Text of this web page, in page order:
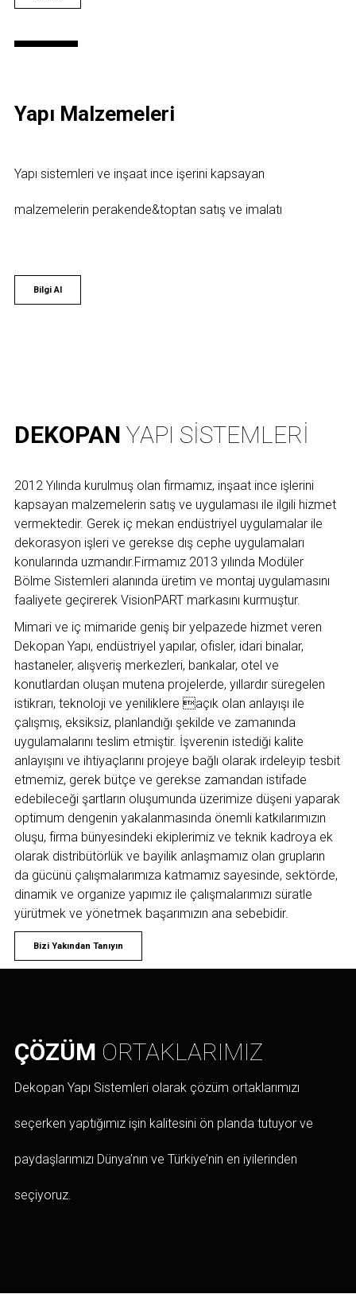
Yapı Malzemeleri
Yapı sistemleri ve inşaat ince işerini kapsayan
malzemelerin perakende&toptan satış ve imalatı
Bilgi Al
DEKOPAN YAPI SISTEMLERI
2012 Yılında kurulmuş olan firmamız, inşaat ince işlerini
kapsayan malzemelerin satış ve uygulaması ile ilgili hizmet
vermektedir. Gerek iç mekan endüstriyel uygulamalar ile
dekorasyon işleri ve gerekse dış cephe uygulamaları
konularında uzmandır.Firmamız 2013 yılında Modüler
Bölme Sistemleri alanında üretim ve montaj uygulamasını
faaliyete geçirerek VisionPART markasını kurmuştur.
Mimari ve iç mimaride geniş bir yelpazede hizmet veren
Dekopan Yapı, endüstriyel yapılar, ofisler, idari binalar,
hastaneler, alışveriş merkezleri, bankalar, otel ve
konutlardan oluşan mutena projelerde, yıllardır süregelen
istikrarı, teknoloji ve yeniliklere açık olan anlayışı ile
çalışmış, eksiksiz, planlandığı şekilde ve zamanında
uygulamalarını teslim etmiştir. İşverenin istediği kalite
anlayışını ve ihtiyaçlarını projeye bağlı olarak irdeleyip tesbit
etmemiz, gerek bütçe ve gerekse zamandan istifade
edebileceği şartların oluşumunda üzerimize düşeni yaparak
optimum dengenin yakalanmasında önemli katkılarımızın
oluşu, firma bünyesindeki ekiplerimiz ve teknik kadroya ek
olarak distribütörlük ve bayilik anlaşmamız olan grupların
da gücünü çalışmalarımıza katmamız sayesinde, sektörde,
dinamik ve organize yapımız ile çalışmalarımızı süratle
yürütmek ve yönetmek başarımızın ana sebebidir.
Bizi Yakından Tanıyın
ÇÖZÜM ORTAKLARIMIZ
Dekopan Yapı Sistemleri olarak çözüm ortaklarımızı
seçerken yaptığımız işin kalitesini ön planda tutuyor ve
paydaşlarımızı Dünya’nın ve Türkiye’nin en iyilerinden
seçiyoruz.